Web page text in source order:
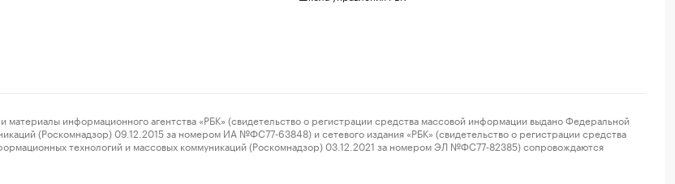
информационного агентства «РБК» (свидетельство о регистрации средства массовой информации выдано Федеральной
(Роскомнадзор) 09.12.2015 за номером ИА №ФС77-63848) и сетевого издания «РБК» (свидетельство о регистрации средства
технологий и массовых коммуникаций (Роскомнадзор) 03.12.2021 за номером ЭЛ №ФС77-82385) сопровождаются